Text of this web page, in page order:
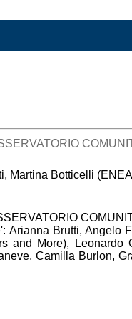
Martina Botticelli
Brutti, Angelo
and More), Leonardo
Camilla Burlon,